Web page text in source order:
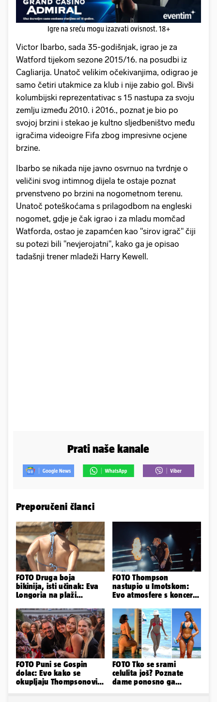
Igre na sreću mogu izazvati ovisnost. 18+
Victor Ibarbo, sada 35-godišnjak, igrao je za
Watford tijekom sezone 2015/16. na posudbi iz
Cagliarija. Unatoč velikim očekivanjima, odigrao je
samo četiri utakmice za klub i nije zabio gol. Bivši
kolumbijski reprezentativac s 15 nastupa za svoju
zemlju između 2010. i 2016., poznat je bio po
svojoj brzini i stekao je kultno sljedbeništvo među
igračima videoigre Fifa zbog impresivne ocjene
brzine.
Ibarbo se nikada nije javno osvrnuo na tvrdnje o
veličini svog intimnog dijela te ostaje poznat
prvenstveno po brzini na nogometnom terenu.
Unatoč poteškoćama s prilagodbom na engleski
nogomet, gdje je čak igrao i za mladu momčad
Watforda, ostao je zapamćen kao "sirov igrač" čiji
su potezi bili "nevjerojatni", kako ga je opisao
tadašnji trener mladeži Harry Kewell.
Prati naše kanale
Preporučeni članci
FOTO Druga boja
bikinija, isti učinak: Eva
Longoria na plaži
obline
FOTO Thompson
nastupio u Imotskom:
Evo atmosfere s koncerta
FOTO Puni se Gospin
dolac: Evo kako se
okupljaju Thompsonovi
FOTO Tko se srami
celulita još? Poznate
dame ponosno ga